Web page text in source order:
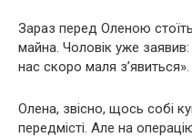
Зараз перед Оленою
майна. Чоловік уже
нас скоро маля з’явиться».
Олена, звісно, щось собі
передмісті. Але на